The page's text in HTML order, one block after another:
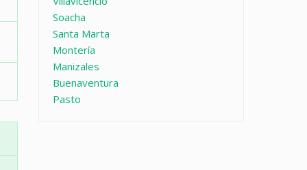
Soacha
Santa Marta
Montería
Manizales
Buenaventura
Pasto